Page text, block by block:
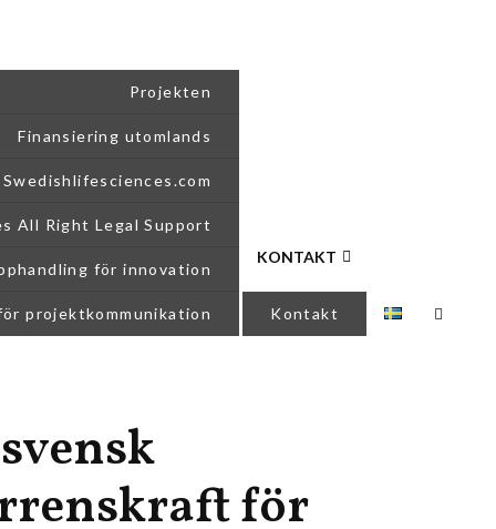
Projekten
Finansiering utomlands
Swedishlifesciences.com
All Right Legal Support
för innovation
projektkommunikation
KONTAKT
Kontakt
för